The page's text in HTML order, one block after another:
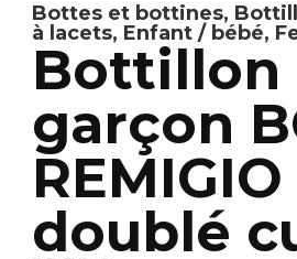
Bottes et bottines,
à lacets, Enfant / bébé,
Bottillon
garçon
doublé